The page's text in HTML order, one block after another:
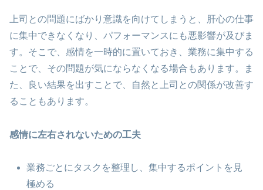
上司との問題にばかり意識を向けてしまうと、肝心の仕事
に集中できなくなり、パフォーマンスにも悪影響が及びま
す。そこで、感情を一時的に置いておき、業務に集中する
ことで、その問題が気にならなくなる場合もあります。ま
た、良い結果を出すことで、自然と上司との関係が改善す
ることもあります。
感情に左右されないための工夫
業務ごとにタスクを整理し、集中するポイントを見
極める